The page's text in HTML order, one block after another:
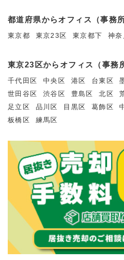
都道府県からオフィス（事務
東京都 東京23区 東京都下 神奈
東京23区からオフィス（事務
千代田区 中央区 港区 台東区
世田谷区
渋谷区 豊島区 北区
足立区
品川区 目黒区 葛飾区
板橋区
練馬区